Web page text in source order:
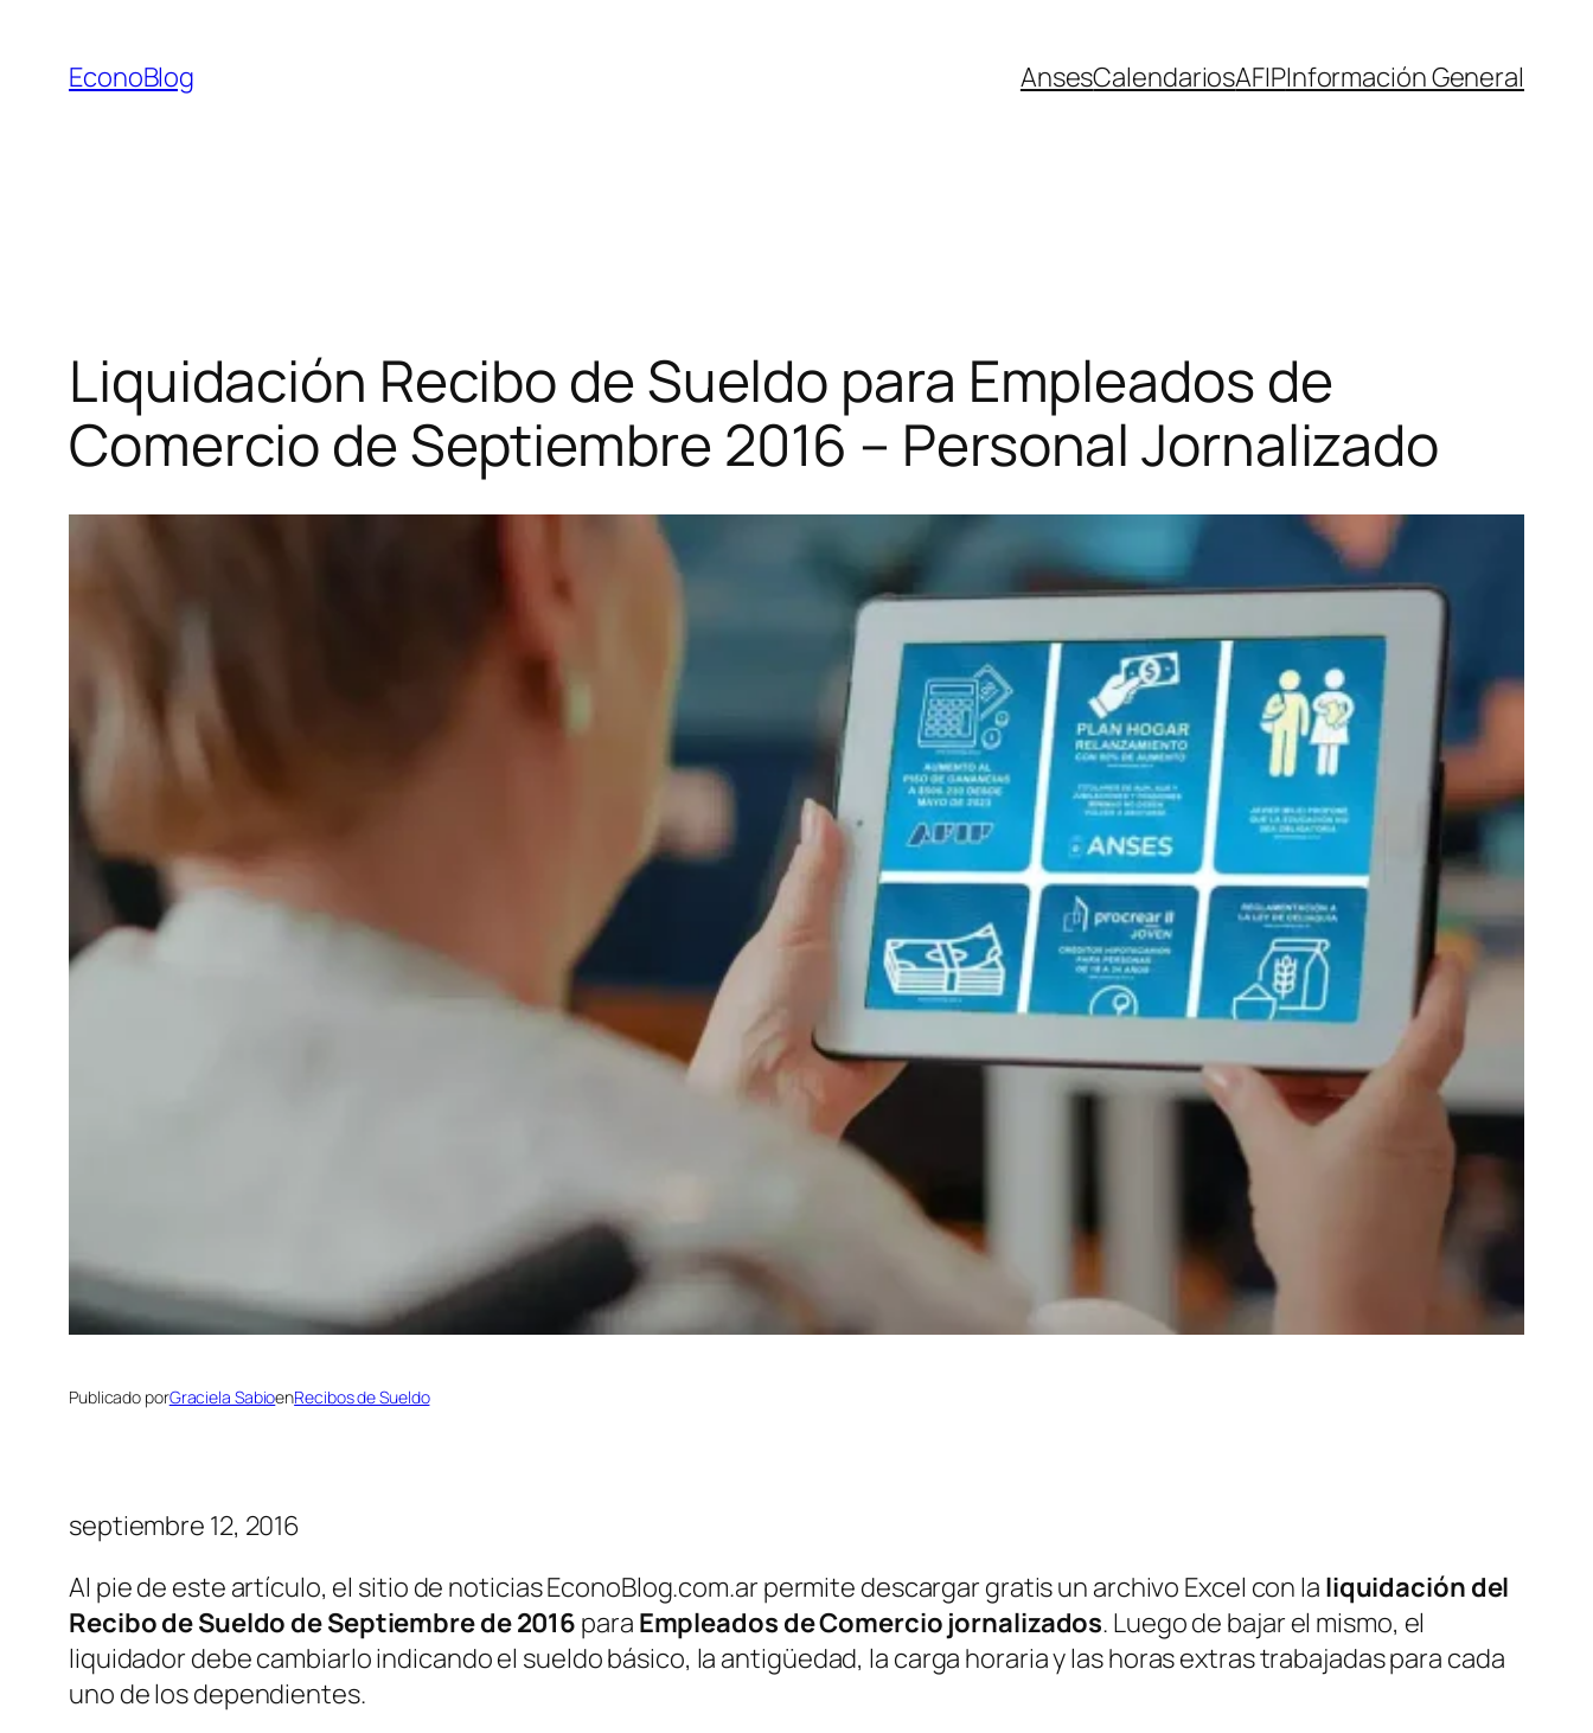
contenido
EconoBlog AnsesCalendariosAFIPInformación General
Liquidación Recibo de Sueldo para Empleados de
Comercio de Septiembre 2016 – Personal Jornalizado
Publicado porGraciela SabioenRecibos de Sueldo
septiembre 12, 2016
Al pie de este artículo, el sitio de noticias EconoBlog.com.ar permite descargar gratis un archivo Excel con la liquidación del
Recibo de Sueldo de Septiembre de 2016 para Empleados de Comercio jornalizados. Luego de bajar el mismo, el
liquidador debe cambiarlo indicando el sueldo básico, la antigüedad, la carga horaria y las horas extras trabajadas para cada
uno de los dependientes.